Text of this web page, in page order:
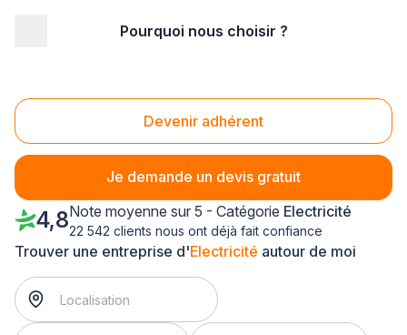
Pourquoi nous choisir ?
Devenir adhérent
Je demande un devis gratuit
Electricité Neuilly-sur-Seine (92200)
Trouver une entreprise d'Electricité autour de moi
4,8Note moyenne sur 5 - Catégorie Electricité
22 542 clients nous ont déjà fait confiance